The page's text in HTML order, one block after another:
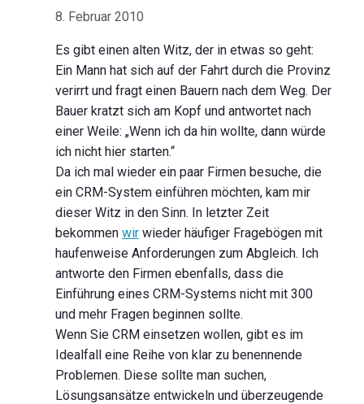
8. Februar 2010
Es gibt einen alten Witz, der in etwas so geht:
Ein Mann hat sich auf der Fahrt durch die Provinz
verirrt und fragt einen Bauern nach dem Weg. Der
Bauer kratzt sich am Kopf und antwortet nach
einer Weile: „Wenn ich da hin wollte, dann würde
ich nicht hier starten.“
Da ich mal wieder ein paar Firmen besuche, die
ein CRM-System einführen möchten, kam mir
dieser Witz in den Sinn. In letzter Zeit
bekommen wir wieder häufiger Fragebögen mit
haufenweise Anforderungen zum Abgleich. Ich
antworte den Firmen ebenfalls, dass die
Einführung eines CRM-Systems nicht mit 300
und mehr Fragen beginnen sollte.
Wenn Sie CRM einsetzen wollen, gibt es im
Idealfall eine Reihe von klar zu benennende
Problemen. Diese sollte man suchen,
Lösungsansätze entwickeln und überzeugende